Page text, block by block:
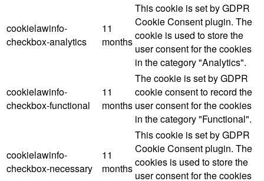
cookielawinfo-
checkbox-analytics
11
months
This cookie is set by GDPR
Cookie Consent plugin. The
cookie is used to store the
user consent for the cookies
in the category "Analytics".
cookielawinfo-
checkbox-functional
11
months
The cookie is set by GDPR
cookie consent to record the
user consent for the cookies
in the category "Functional".
cookielawinfo-
checkbox-necessary
11
months
This cookie is set by GDPR
Cookie Consent plugin. The
cookies is used to store the
user consent for the cookies